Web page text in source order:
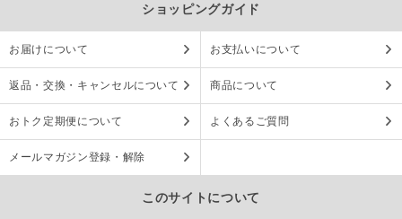
ショッピングガイド
お届けについて お支払いについて
返品・交換・キャンセルについて 商品について
おトク定期便について よくあるご質問
メールマガジン登録・解除
このサイトについて